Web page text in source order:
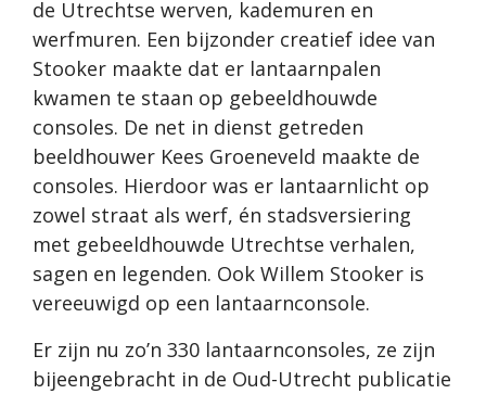
de Utrechtse werven, kademuren en
werfmuren. Een bijzonder creatief idee van
Stooker maakte dat er lantaarnpalen
kwamen te staan op gebeeldhouwde
consoles. De net in dienst getreden
beeldhouwer Kees Groeneveld maakte de
consoles. Hierdoor was er lantaarnlicht op
zowel straat als werf, én stadsversiering
met gebeeldhouwde Utrechtse verhalen,
sagen en legenden. Ook Willem Stooker is
vereeuwigd op een lantaarnconsole.
Er zijn nu zo’n 330 lantaarnconsoles, ze zijn
bijeengebracht in de Oud-Utrecht publicatie